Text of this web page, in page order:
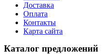
Доставка
Оплата
Контакты
Карта сайта
Каталог предложений